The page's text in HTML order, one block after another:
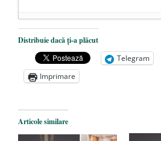
Dezvăluiri cutremurătoare
președintele Ucrainei,
Zelensky
- 13 mai 2026
Statul care servește
Legea Vexler produce
poetului Octavian Goga,
Distribuie dacă ți-a plăcut
Telegram
Imprimare
Articole similare